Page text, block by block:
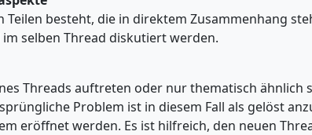
besteht, die in direktem Zusammenhang
selben Thread diskutiert werden.
Threads auftreten oder nur thematisch ähnlich
Problem ist in diesem Fall als gelöst
eröffnet werden. Es ist hilfreich, den neuen